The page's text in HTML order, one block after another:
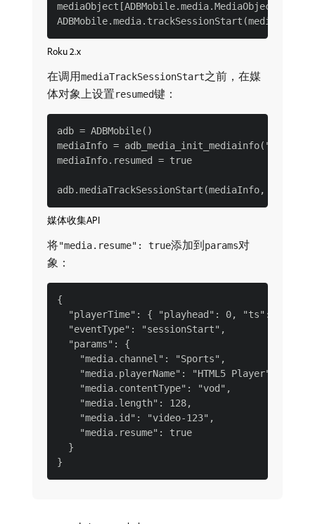
Roku 2.x
在调用mediaTrackSessionStart之前，在媒
体对象上设置resumed键：
adb = ADBMobile()
mediaInfo = adb_media_init_mediainfo("video-
mediaInfo.resumed = true
媒体收集API
将"media.resume": true添加到params对
象：
{
"playerTime": { "playhead": 0, "ts":
  "eventType": "sessionStart",
  "params": {
    "media.channel": "Sports",
    "media.playerName": "HTML5 Player",
    "media.contentType": "vod",
    "media.length": 128,
    "media.id": "video-123",
    "media.resume": true
  }